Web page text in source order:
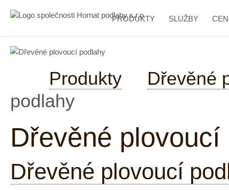
PRODUKTY SLUŽBY
Produkty
Dřevěné
podlahy
Dřevěné plovoucí
Dřevěné plovoucí